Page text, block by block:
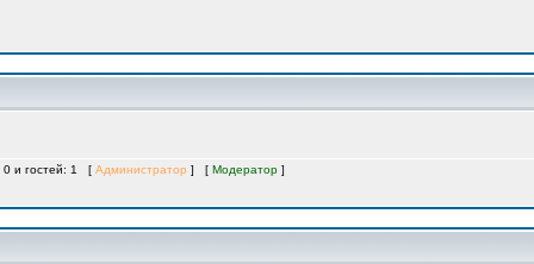
0 и гостей: 1 [ Администратор ] [ Модератор ]